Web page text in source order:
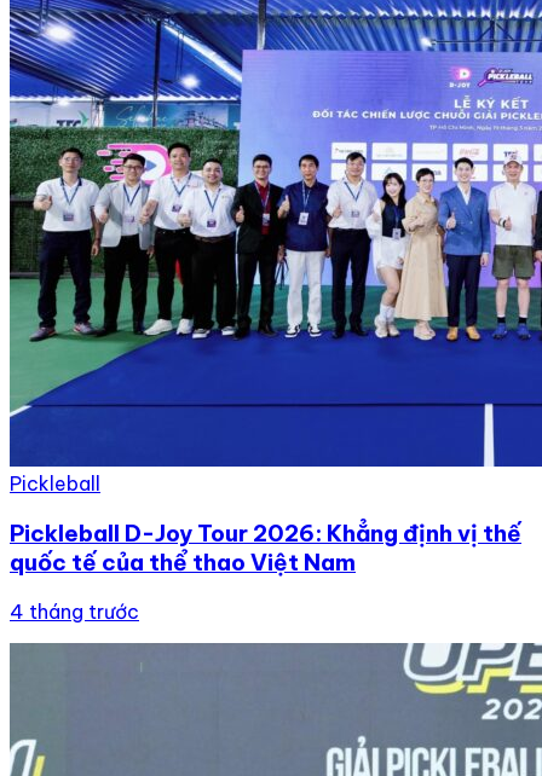
Pickleball
Pickleball D-Joy Tour 2026: Khẳng định vị thế
quốc tế của thể thao Việt Nam
4 tháng trước